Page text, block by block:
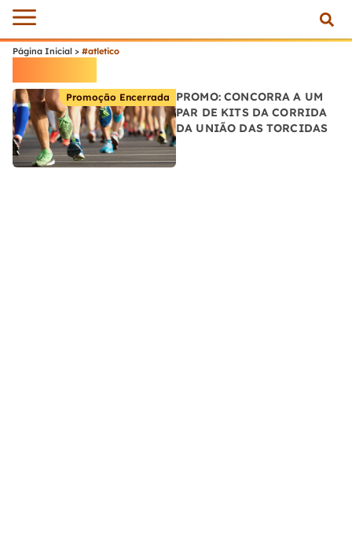
Página Inicial > #atletico
Promoção Encerrada
PROMO: CONCORRA A UM
PAR DE KITS DA CORRIDA
DA UNIÃO DAS TORCIDAS